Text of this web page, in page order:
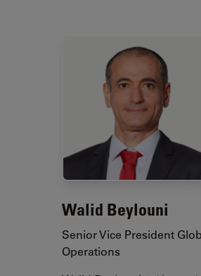
Walid Beylouni
Senior Vice President
Operations